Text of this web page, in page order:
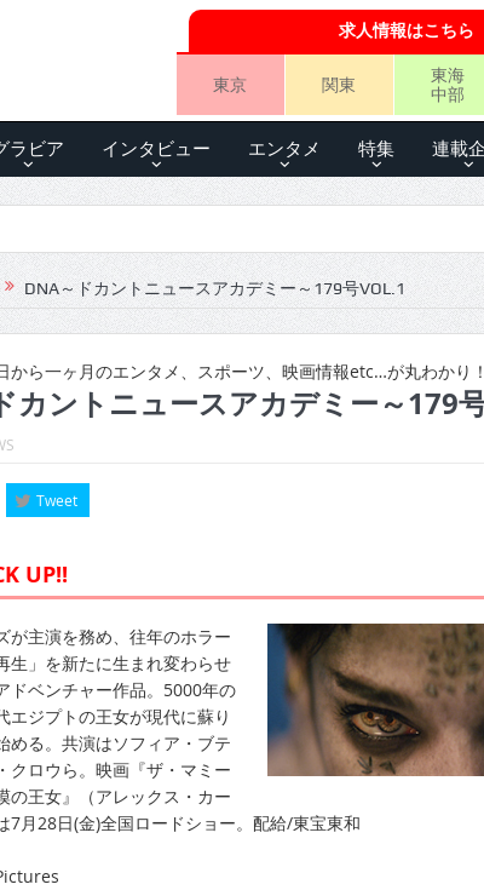
求人情報はこちら
東京 関東
東海
中部
ラビア インタビュー エンタメ 特集 連載
DNA～ドカントニュースアカデミー～179号VOL.1
から一ヶ月のエンタメ、スポーツ、映画情報etc…が丸わかり！
カントニュースアカデミー～179
Tweet
UP!!
が主演を務め、往年のホラー
生」を新たに生まれ変わらせ
ドベンチャー作品。5000年の
エジプトの王女が現代に蘇り
める。共演はソフィア・ブテ
クロウら。映画『ザ・マミー
の王女』（アレックス・カー
7月28日(金)全国ロードショー。配給/東宝東和